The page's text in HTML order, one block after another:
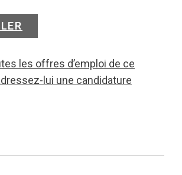
les offres d’emploi de ce
lui une candidature